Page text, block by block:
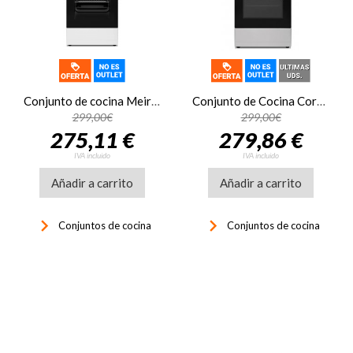
Conjunto de cocina Meireles G 130 W, 82 x 50 x 55 cm, 3 zonas, 1 Wok, horno a gas, Grill a gas, con tapa, blanco
299,00€
275,11 €
IVA incluido
Añadir a carrito
keyboard_arrow_right Conjuntos de cocina
Conjunto de Cocina Corberó CCSF45020NX, 50 x 56.5 cm, 4 zonas, inox
299,00€
279,86 €
IVA incluido
Añadir a carrito
keyboard_arrow_right Conjuntos de cocina